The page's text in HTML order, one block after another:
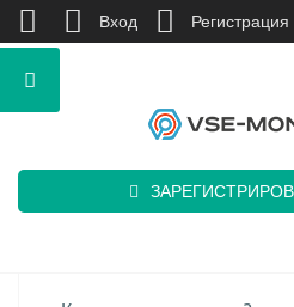
Вход Регистрация